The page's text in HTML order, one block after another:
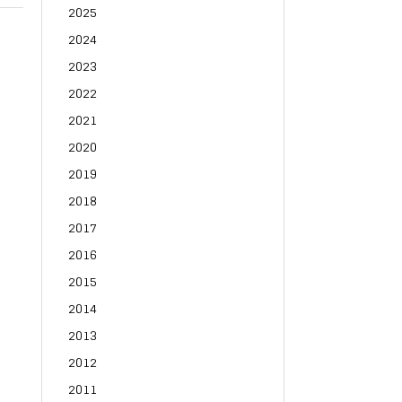
2025
2024
2023
2022
2021
2020
2019
2018
2017
2016
2015
2014
2013
2012
2011